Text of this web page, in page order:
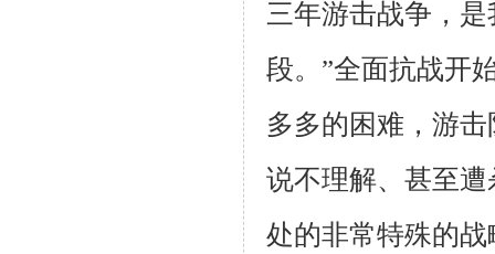
三年游击战争，
段。”全面抗战开
多多的困难，游
说不理解、甚至
处的非常特殊的